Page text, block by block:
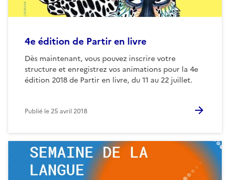
4e édition de Partir en livre
Dès maintenant, vous pouvez inscrire votre
structure et enregistrez vos animations pour la 4e
édition 2018 de Partir en livre, du 11 au 22 juillet.
Publié le25 avril 2018